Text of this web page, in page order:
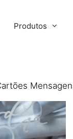
Produtos